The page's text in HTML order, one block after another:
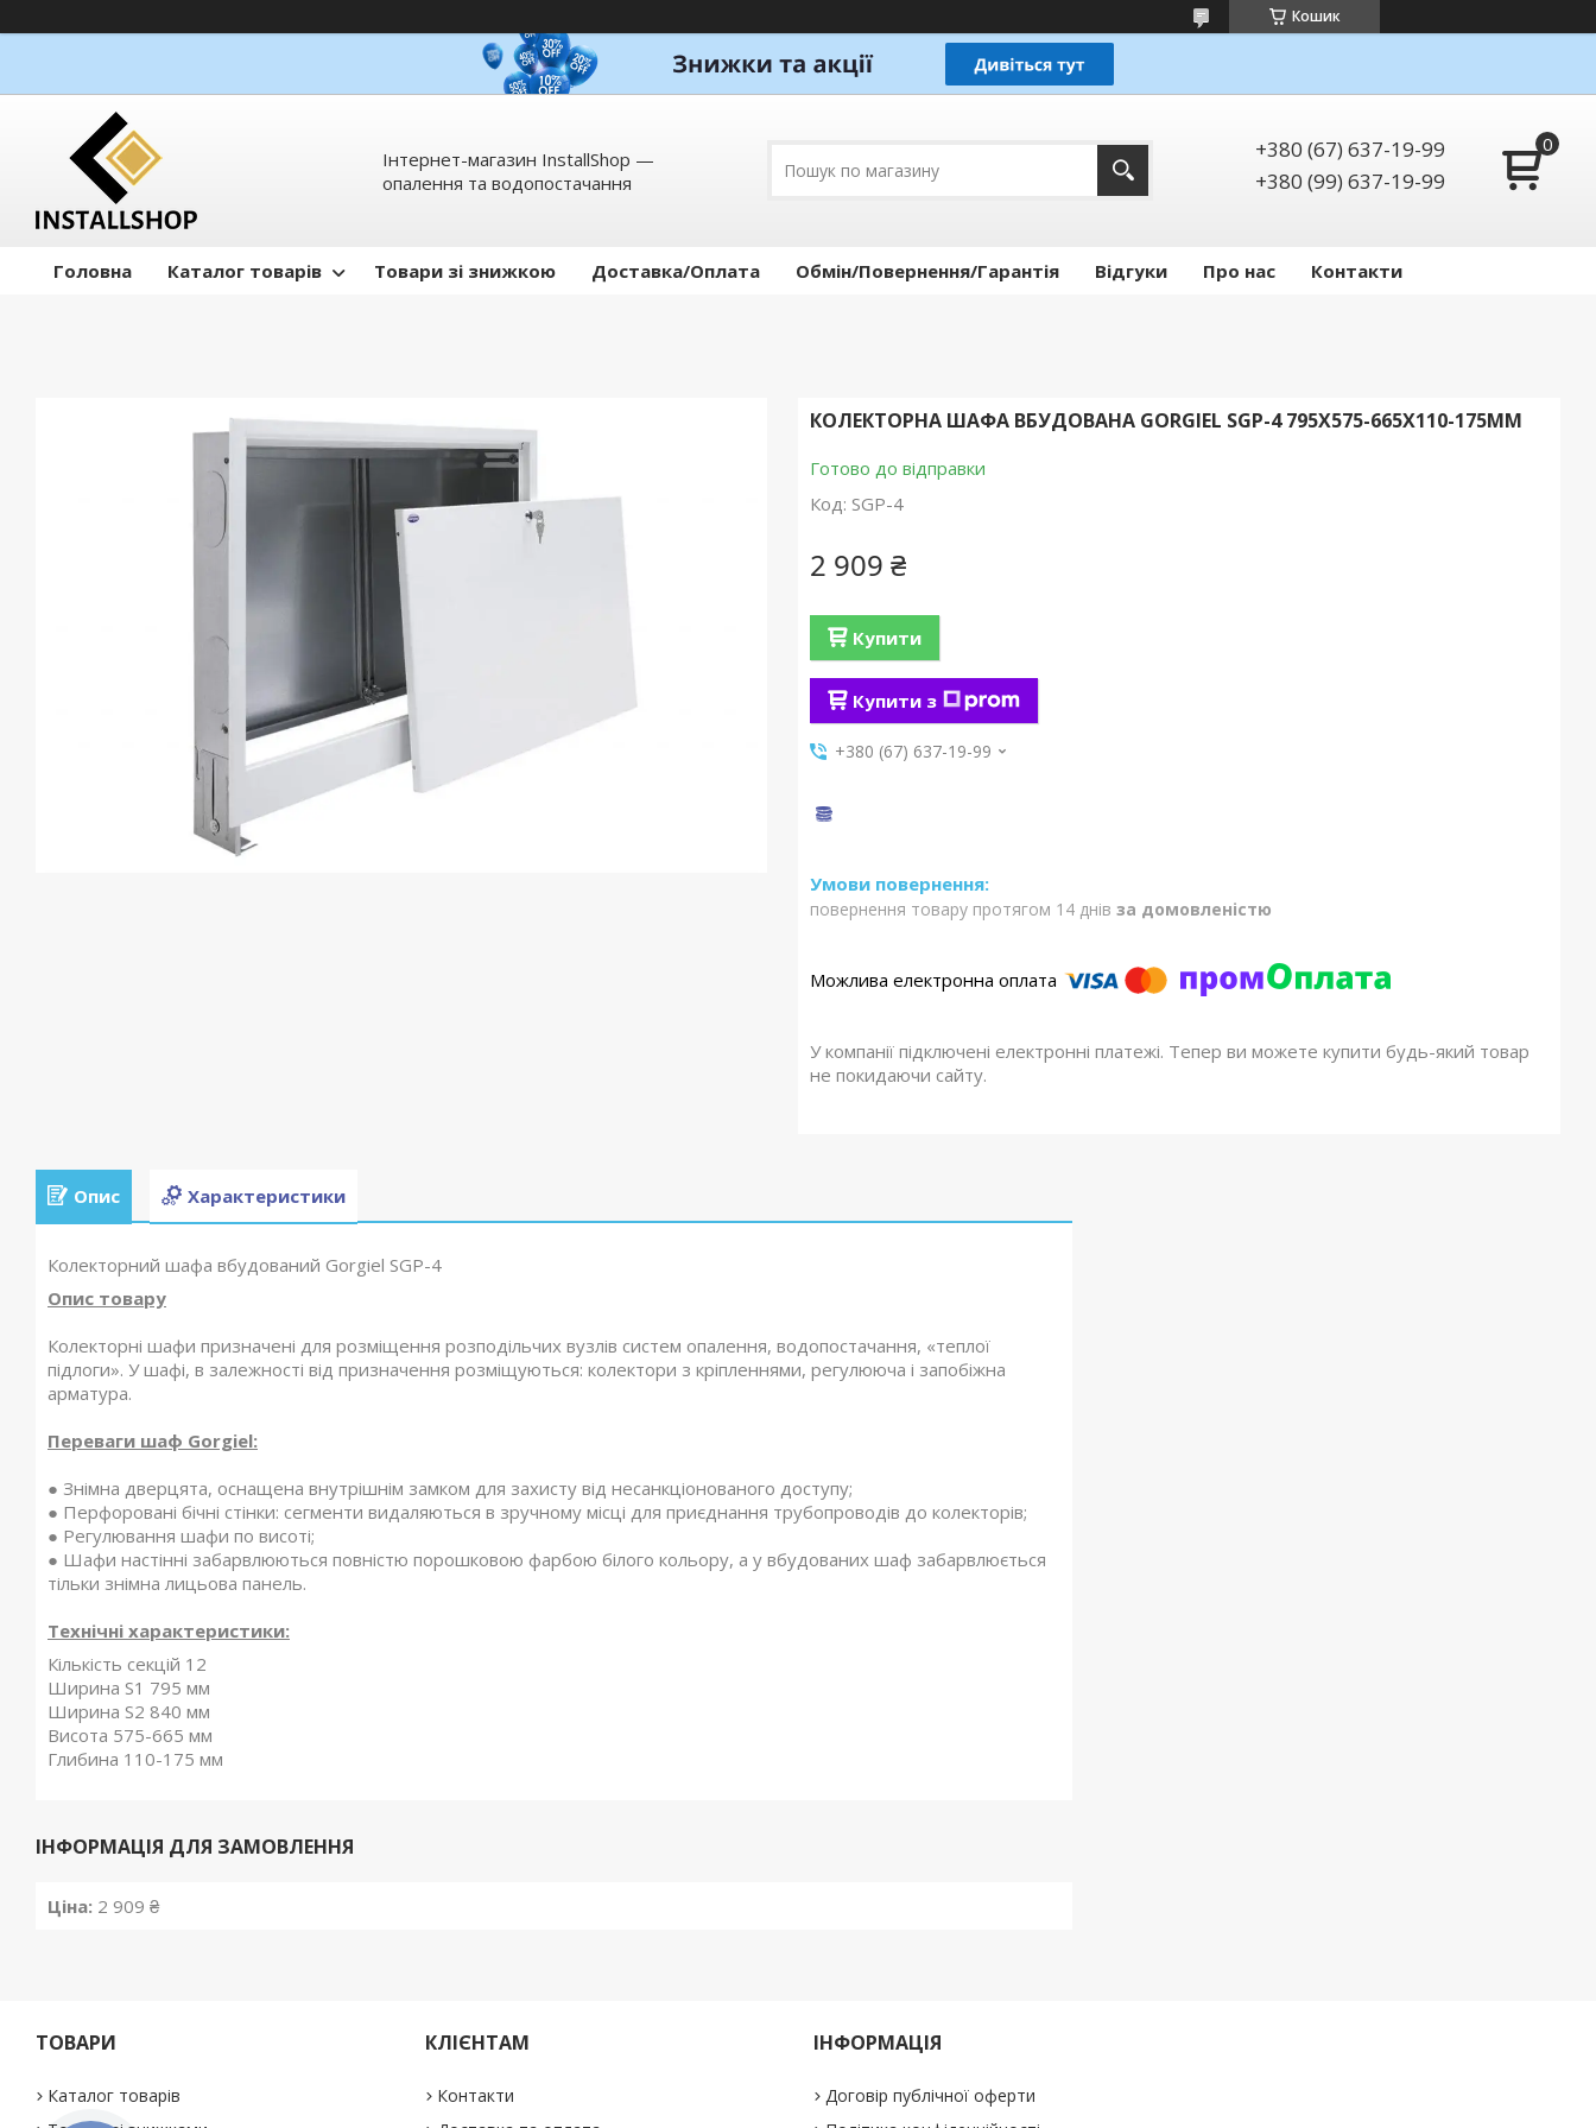
Кошик
Інтернет-магазин InstallShop —
опалення та водопостачання
+380 (67) 637-19-99
+380 (99) 637-19-99
Головна Каталог товарів Товари зі знижкою Доставка/Оплата Обмін/Повернення/Гарантія Відгуки Про нас Контакти
КОЛЕКТОРНА ШАФА ВБУДОВАНА GORGIEL SGP-4 795Х575-665Х110-175ММ
Готово до відправки
Код: SGP-4
2 909 ₴
Купити
Купити з
+380 (67) 637-19-99
повернення товару протягом 14 днів за домовленістю
У компанії підключені електронні платежі. Тепер ви можете купити будь-який товар
не покидаючи сайту.
Опис Характеристики
Колекторний шафа вбудований Gorgiel SGP-4
Опис товару
Колекторні шафи призначені для розміщення розподільчих вузлів систем опалення, водопостачання, «теплої
підлоги». У шафі, в залежності від призначення розміщуються: колектори з кріпленнями, регулююча і запобіжна
арматура.
Переваги шаф Gorgiel:
● Знімна дверцята, оснащена внутрішнім замком для захисту від несанкціонованого доступу;
● Перфоровані бічні стінки: сегменти видаляються в зручному місці для приєднання трубопроводів до колекторів;
● Регулювання шафи по висоті;
● Шафи настінні забарвлюються повністю порошковою фарбою білого кольору, а у вбудованих шаф забарвлюється
тільки знімна лицьова панель.
Технічні характеристики:
Кількість секцій 12
Ширина S1 795 мм
Ширина S2 840 мм
Висота 575-665 мм
Глибина 110-175 мм
ІНФОРМАЦІЯ ДЛЯ ЗАМОВЛЕННЯ
Ціна: 2 909 ₴
ТОВАРИ
Каталог товарів
КЛІЄНТАМ
Контакти
ІНФОРМАЦІЯ
Договір публічної оферти